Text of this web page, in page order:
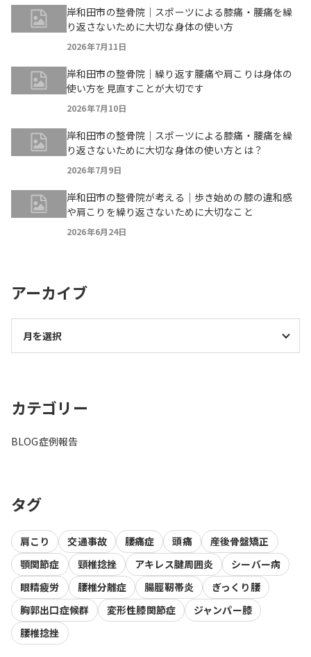
岸和田市の整骨院｜スポーツによる膝痛・腰痛を繰
り返さないために大切な身体の使い方
2026年7月11日
岸和田市の整骨院｜繰り返す腰痛や肩こりは身体の
使い方を見直すことが大切です
2026年7月10日
岸和田市の整骨院｜スポーツによる膝痛・腰痛を繰
り返さないために大切な身体の使い方とは？
2026年7月9日
岸和田市の整骨院が考える｜歩き始めの膝の違和感
や肩こりを繰り返さないために大切なこと
2026年6月24日
アーカイブ
カテゴリー
BLOG症例報告
タグ
肩こり 交通事故 腰痛症 頭痛
産後骨盤矯正
顎関節症
頸椎捻挫 アキレス腱周囲炎
シーバー病
眼精疲労
腰椎分離症 腸脛靭帯炎
ぎっくり腰
胸郭出口症候群
変形性膝関節症
ジャンパー膝
腰椎捻挫